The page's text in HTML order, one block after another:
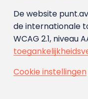
De website
de internationale
WCAG 2.1, niveau
Cookie instellingen